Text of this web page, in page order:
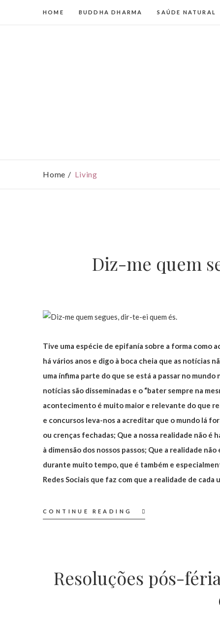
HOME BUDDHA DHARMA SAÚDE NATURAL
Home Living
Diz-me quem
Tive uma espécie de epifanía sobre a forma como
há vários anos e digo à boca cheia que as notícias
uma ínfima parte do que se está a passar no
notícias são disseminadas e o “bater sempre na
acontecimento é muito maior e relevante do que
e concursos leva-nos a acreditar que o mundo lá
ou crenças fechadas; Que a nossa realidade não é
à dimensão dos nossos passos; Que a realidade
durante muito tempo, que é também e
Redes Sociais que faz com que a realidade de cada
CONTINUE READING
Resoluções pós-